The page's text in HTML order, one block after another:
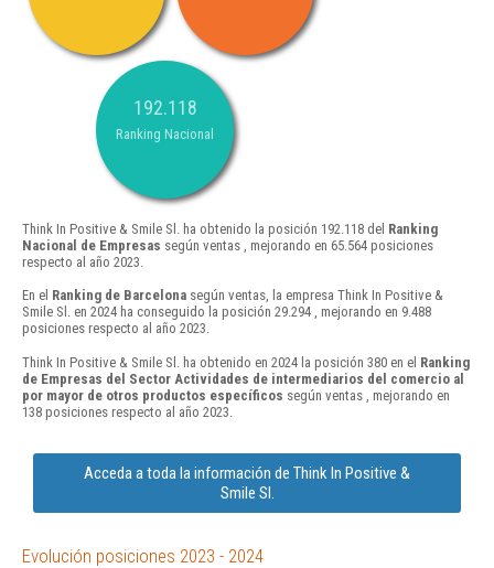
192.118
Ranking Nacional
Think In Positive & Smile Sl. ha obtenido la posición 192.118 del Ranking
Nacional de Empresas según ventas , mejorando en 65.564 posiciones
respecto al año 2023.
En el Ranking de Barcelona según ventas, la empresa Think In Positive &
Smile Sl. en 2024 ha conseguido la posición 29.294 , mejorando en 9.488
posiciones respecto al año 2023.
Think In Positive & Smile Sl. ha obtenido en 2024 la posición 380 en el Ranking
de Empresas del Sector Actividades de intermediarios del comercio al
por mayor de otros productos específicos según ventas , mejorando en
138 posiciones respecto al año 2023.
Acceda a toda la información de Think In Positive &
Smile Sl.
Evolución posiciones 2023 - 2024